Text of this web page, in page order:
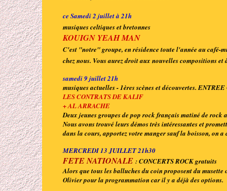
ce Samedi 2 juillet à 21h
musiques celtiques et bretonnes
KOUIGN YEAH MAN
C'est "notre" groupe, en résidence toute l'année au café-
chez nous. Vous aurez droit aux nouvelles compositions
samedi 9 juillet 21h
musiques actuelles - 1ères scènes et découvertes.
LES CONTRATS DE KALIF
+ AL ARRACHE
Deux jeunes groupes de pop rock français matiné de rock
Nous avons trouvé leurs démos très intéressantes et
dans la cours, apportez votre manger sauf la boisson, on
MERCREDI 13 JUILLET 21h30
FETE NATIONALE : CONCERTS ROCK gratuits
Alors que tous les balluches du coin proposent du
Olivier pour la programmation car il y a déjà des options.